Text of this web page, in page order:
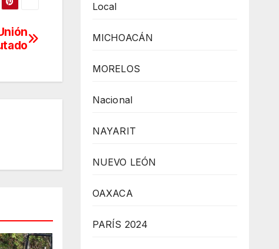
Local
MICHOACÁN
MORELOS
Nacional
NAYARIT
NUEVO LEÓN
OAXACA
PARÍS 2024